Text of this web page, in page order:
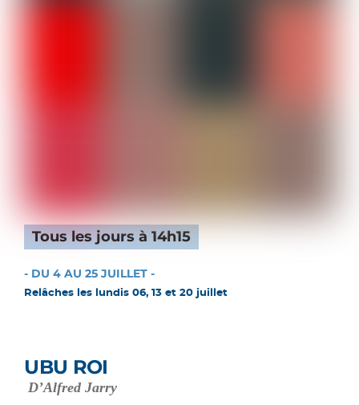
Tous les jours à 14h15
- DU 4 AU 25 JUILLET -
Relâches les lundis 06, 13 et 20 juillet
UBU ROI
D’Alfred Jarry